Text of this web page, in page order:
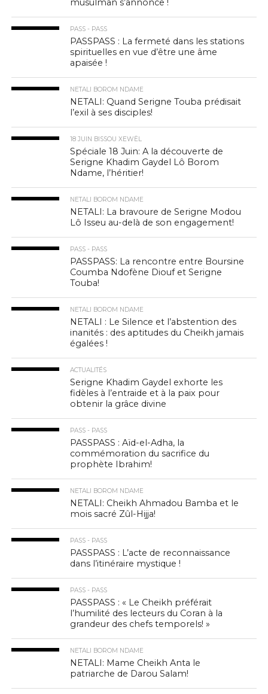
musulman s’annonce !
PASS - PASS
PASSPASS : La fermeté dans les stations
spirituelles en vue d’être une âme
apaisée !
NETALI BOROM NDAME
NETALI: Quand Serigne Touba prédisait
l’exil à ses disciples!
18 JUIN BISSOU XEWËL
Spéciale 18 Juin: A la découverte de
Serigne Khadim Gaydel Lô Borom
Ndame, l’héritier!
NETALI BOROM NDAME
NETALI: La bravoure de Serigne Modou
Lô Isseu au-delà de son engagement!
PASS - PASS
PASSPASS: La rencontre entre Boursine
Coumba Ndofène Diouf et Serigne
Touba!
NETALI BOROM NDAME
NETALI : Le Silence et l’abstention des
inanités : des aptitudes du Cheikh jamais
égalées !
ACTUALITÉS
Serigne Khadim Gaydel exhorte les
fidèles à l’entraide et à la paix pour
obtenir la grâce divine
PASS - PASS
PASSPASS : Aïd-el-Adha, la
commémoration du sacrifice du
prophète Ibrahim!
NETALI BOROM NDAME
NETALI: Cheikh Ahmadou Bamba et le
mois sacré Zûl-Hijja!
PASS - PASS
PASSPASS : L’acte de reconnaissance
dans l’itinéraire mystique !
PASS - PASS
PASSPASS : « Le Cheikh préférait
l’humilité des lecteurs du Coran à la
grandeur des chefs temporels! »
NETALI BOROM NDAME
NETALI: Mame Cheikh Anta le
patriarche de Darou Salam!